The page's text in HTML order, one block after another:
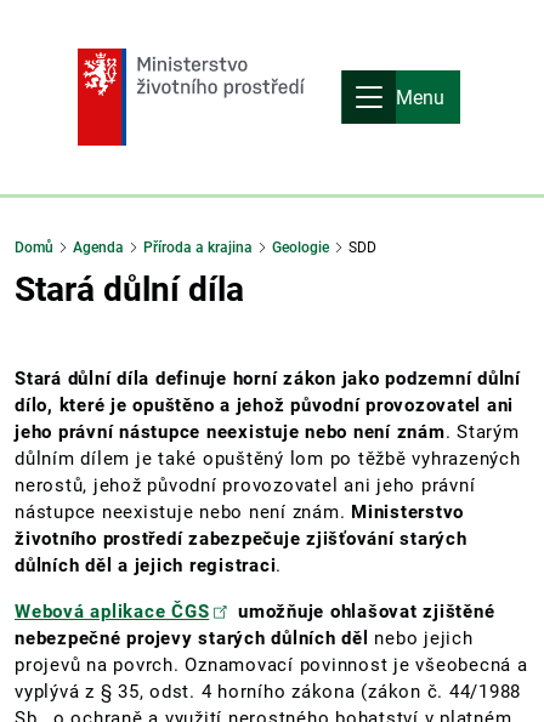
Menu
Domů Agenda Příroda a krajina Geologie SDD
Stará důlní díla
Stará důlní díla definuje horní zákon jako podzemní důlní
dílo, které je opuštěno a jehož původní provozovatel ani
jeho právní nástupce neexistuje nebo není znám. Starým
důlním dílem je také opuštěný lom po těžbě vyhrazených
nerostů, jehož původní provozovatel ani jeho právní
nástupce neexistuje nebo není znám. Ministerstvo
životního prostředí zabezpečuje zjišťování starých
důlních děl a jejich registraci.
Webová aplikace ČGS
umožňuje ohlašovat zjištěné
nebezpečné projevy starých důlních děl
nebo jejich
projevů na povrch. Oznamovací povinnost je všeobecná a
vyplývá z § 35, odst. 4 horního zákona (zákon č. 44/1988